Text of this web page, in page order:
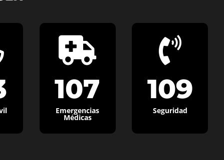

107
Emergencias
Médicas

109
Seguridad